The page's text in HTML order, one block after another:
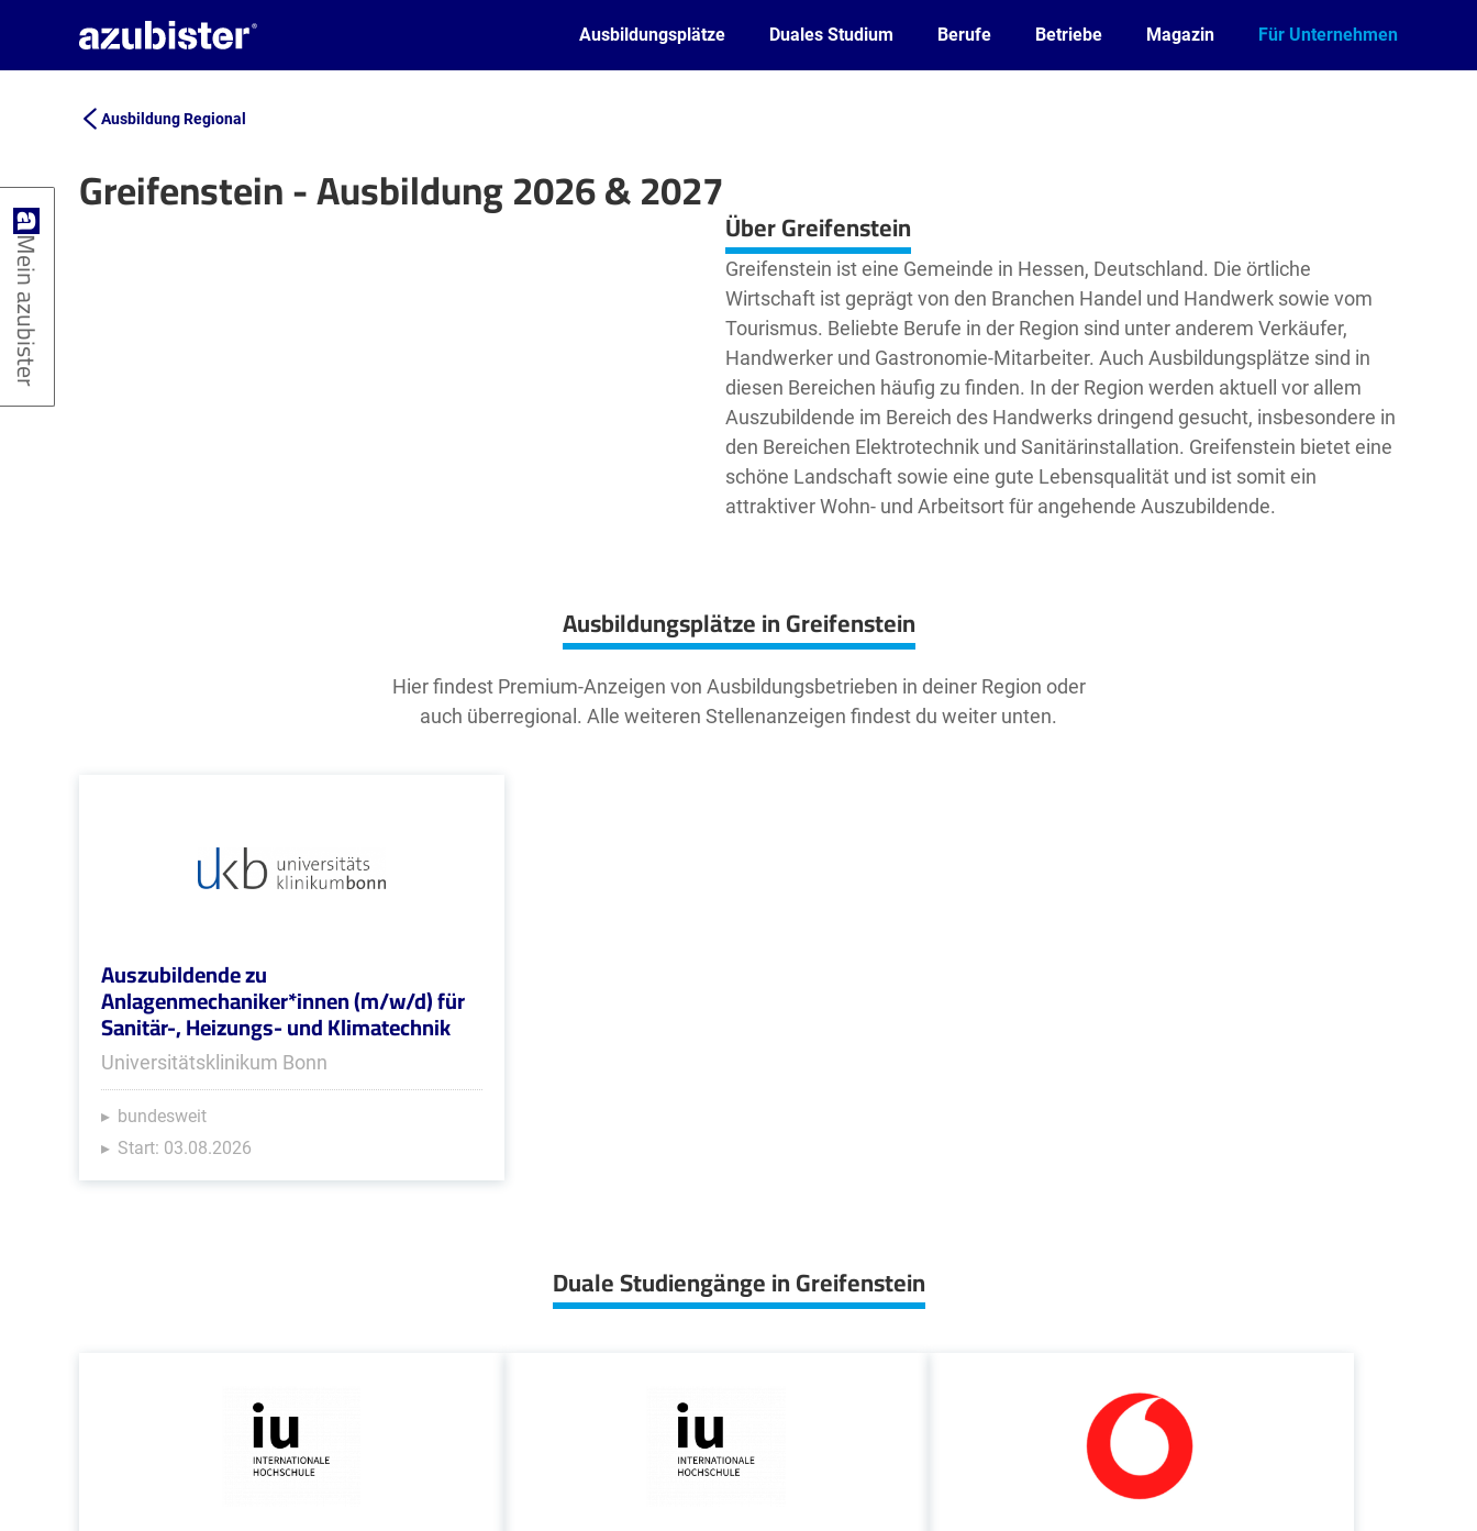
Ausbildungsplätze Duales Studium Berufe Betriebe Magazin Für Unternehmen
Ausbildung Regional
Greifenstein - Ausbildung 2026 & 2027
Leaflet| ©OpenStreetMap2contributors Über Greifenstein
Greifenstein ist eine Gemeinde in Hessen, Deutschland. Die örtliche
Wirtschaft ist geprägt von den Branchen Handel und Handwerk sowie vom
Tourismus. Beliebte Berufe in der Region sind unter anderem Verkäufer,
Handwerker und Gastronomie-Mitarbeiter. Auch Ausbildungsplätze sind in
diesen Bereichen häufig zu finden. In der Region werden aktuell vor allem
Auszubildende im Bereich des Handwerks dringend gesucht, insbesondere in
den Bereichen Elektrotechnik und Sanitärinstallation. Greifenstein bietet eine
schöne Landschaft sowie eine gute Lebensqualität und ist somit ein
attraktiver Wohn- und Arbeitsort für angehende Auszubildende.
Ausbildungsplätze in Greifenstein
Hier findest Premium-Anzeigen von Ausbildungsbetrieben in deiner Region oder
auch überregional. Alle weiteren Stellenanzeigen findest du weiter unten.
Auszubildende zu
Anlagenmechaniker*innen (m/w/d) für
Sanitär-, Heizungs- und Klimatechnik
Universitätsklinikum Bonn
bundesweit
Start: 03.08.2026
Duale Studiengänge in Greifenstein
Mein azubister